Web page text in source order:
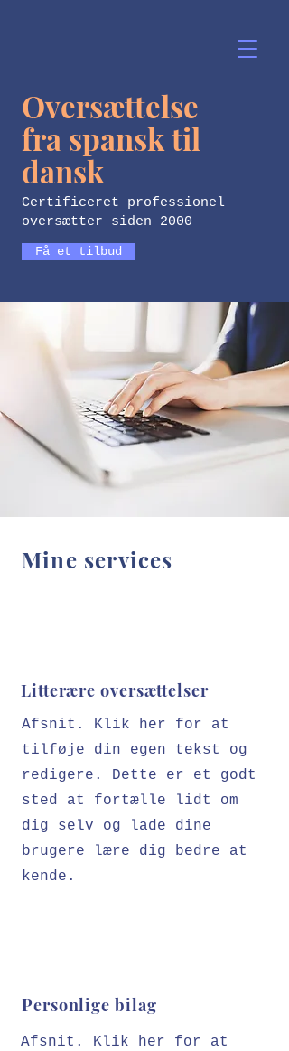
Oversættelse
fra spansk til
dansk
Certificeret professionel
oversætter siden 2000
Få et tilbud
Mine services
Litterære oversættelser
Afsnit. Klik her for at
tilføje din egen tekst og
redigere. Dette er et godt
sted at fortælle lidt om
dig selv og lade dine
brugere lære dig bedre at
kende.
Personlige bilag
Afsnit. Klik her for at